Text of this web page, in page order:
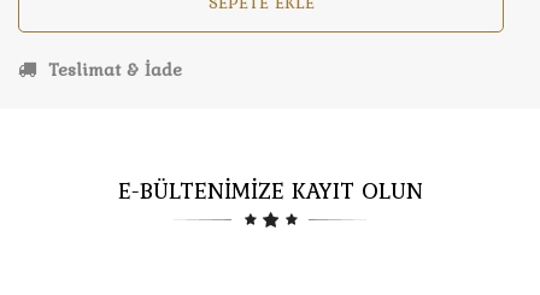
Teslimat & İade
E-BÜLTENİMİZE KAYIT OLUN